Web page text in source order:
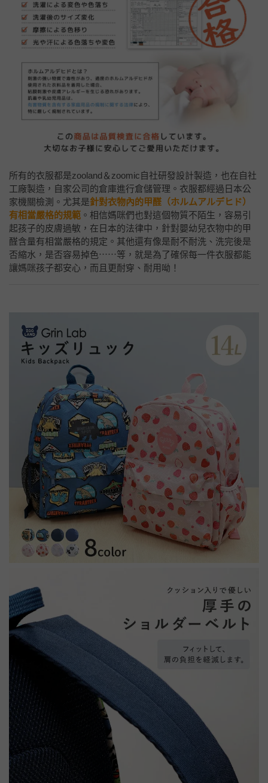
所有的衣服都是zooland＆zoomic自社研發設計製造，也在自社
工廠製造，自家公司的倉庫進行倉儲管理。衣服都經過日本公
家機關檢測。尤其是針對衣物內的甲醛（ホルムアルデヒド）
有相當嚴格的規範 。相信媽咪們也對這個物質不陌生，容易引
起孩子的皮膚過敏，在日本的法律中，針對嬰幼兒衣物中的甲
醛含量有相當嚴格的規定。其他還有像是耐不耐洗、洗完後是
否縮水，是否容易掉色⋯⋯等，就是為了確保每一件衣服都能
讓媽咪孩子都安心，而且更耐穿、耐用呦！